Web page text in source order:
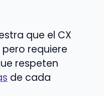
que el CX
requiere
respeten
de cada